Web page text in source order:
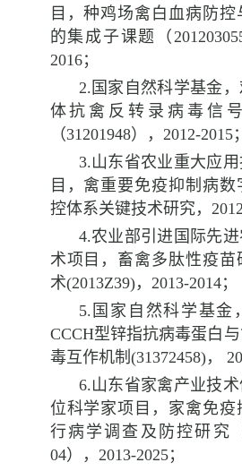
目，种鸡场禽白血病防控
的集成子课题（
2016；
2. 国家自然科学基金
体抗禽反转录病毒信
（31201948）， 2012-2015；
3.山东省农业重大应
目，禽重要免疫抑制病
控体系关键技术研究，
4.农业部引进国际先
术项目，畜禽多肽性疫苗
术(2013Z39)， 2013-2014；
5. 国家自然科学基金
CCCH型锌指抗病毒蛋白
毒互作机制 (31372458)，
6.山东省家禽产业技
位科学家项目，家禽免疫
行病学调查及防控研究
04）， 2013-2025；